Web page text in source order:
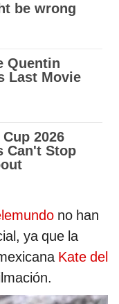
no han
ya que la
Kate del